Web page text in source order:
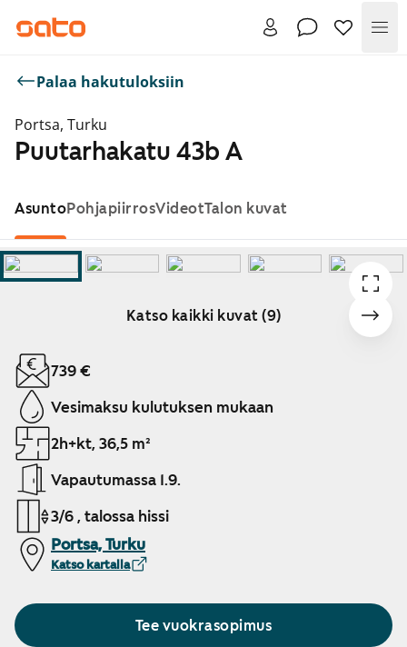
Palaa hakutuloksiin
Portsa, Turku
Puutarhakatu 43b A
AsuntoPohjapiirrosVideotTalon kuvat
Katso kaikki kuvat (9)
Näytetään dia 1 / 9
739 €
Vesimaksu kulutuksen mukaan
2h+kt, 36,5 m²
Vapautumassa 1.9.
3/6 , talossa hissi
Portsa, Turku
Katso kartalla
Tee vuokrasopimus